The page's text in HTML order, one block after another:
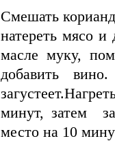
Смешать
натереть мясо
масле муку,
добавить
минут, затем
место на 10